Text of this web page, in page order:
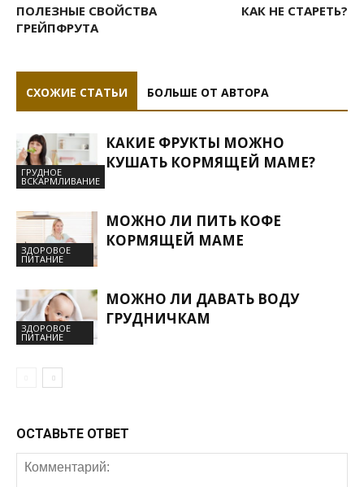
ПОЛЕЗНЫЕ СВОЙСТВА
ГРЕЙПФРУТА
КАК НЕ СТАРЕТЬ?
СХОЖИЕ СТАТЬИ БОЛЬШЕ ОТ АВТОРА
ГРУДНОЕ
ВСКАРМЛИВАНИЕ
КАКИЕ ФРУКТЫ МОЖНО
КУШАТЬ КОРМЯЩЕЙ МАМЕ?
ЗДОРОВОЕ
ПИТАНИЕ
МОЖНО ЛИ ПИТЬ КОФЕ
КОРМЯЩЕЙ МАМЕ
ЗДОРОВОЕ
ПИТАНИЕ
МОЖНО ЛИ ДАВАТЬ ВОДУ
ГРУДНИЧКАМ
ОСТАВЬТЕ ОТВЕТ